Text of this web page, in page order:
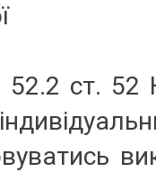
52.2 ст. 52